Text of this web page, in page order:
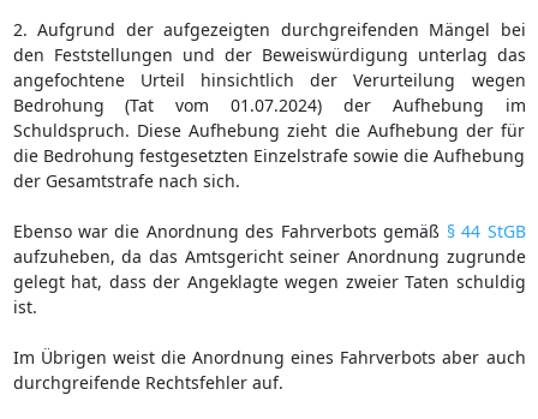
2. Aufgrund der aufgezeigten durchgreifenden Mängel bei
den Feststellungen und der Beweiswürdigung unterlag das
angefochtene Urteil hinsichtlich der Verurteilung wegen
Bedrohung (Tat vom 01.07.2024) der Aufhebung im
Schuldspruch. Diese Aufhebung zieht die Aufhebung der für
die Bedrohung festgesetzten Einzelstrafe sowie die Aufhebung
der Gesamtstrafe nach sich.
Ebenso war die Anordnung des Fahrverbots gemäß § 44 StGB
aufzuheben, da das Amtsgericht seiner Anordnung zugrunde
gelegt hat, dass der Angeklagte wegen zweier Taten schuldig
ist.
Im Übrigen weist die Anordnung eines Fahrverbots aber auch
durchgreifende Rechtsfehler auf.